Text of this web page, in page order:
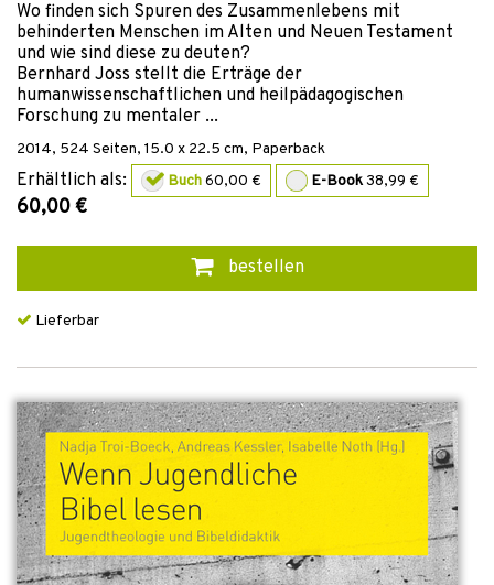
Wo finden sich Spuren des Zusammenlebens mit
behinderten Menschen im Alten und Neuen Testament
und wie sind diese zu deuten?
Bernhard Joss stellt die Erträge der
humanwissenschaftlichen und heilpädagogischen
Forschung zu mentaler ...
2014, 524 Seiten, 15.0 x 22.5 cm, Paperback
Erhältlich als: Buch60,00 € E-Book38,99 €
60,00 €
bestellen
Lieferbar